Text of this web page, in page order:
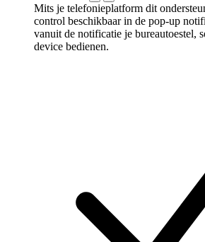
Mits je telefonieplatform dit
control beschikbaar in de pop-up
vanuit de notificatie je bureautoestel,
device bedienen.